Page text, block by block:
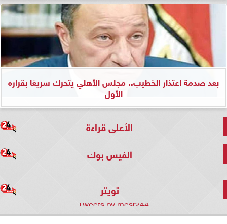
بعد صدمة اعتذار الخطيب.. مجلس الأهلي يتحرك سريعًا بقراره
الأول
الأعلى قراءة
الفيس بوك
تويتر
Tweets by mesr244